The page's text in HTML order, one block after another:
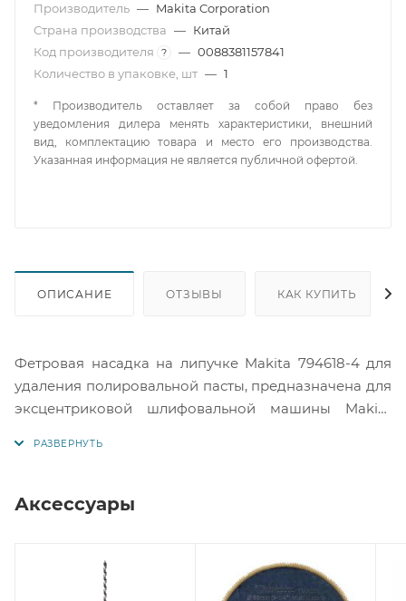
Производитель — Makita Corporation
Страна производства — Китай
Код производителя
? — 0088381157841
Количество в упаковке, шт — 1
* Производитель оставляет за собой право без
уведомления дилера менять характеристики, внешний
вид, комплектацию товара и место его производства.
Указанная информация не является публичной офертой.
ОПИСАНИЕ ОТЗЫВЫ КАК КУПИТЬ
Фетровая насадка на липучке Makita 794618-4 для
удаления полировальной пасты, предназначена для
эксцентриковой шлифовальной машины Makita
Аксессуары